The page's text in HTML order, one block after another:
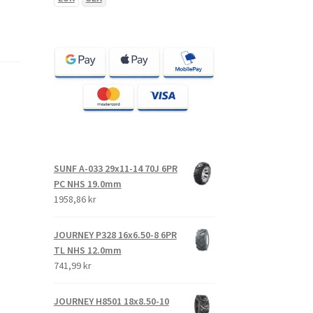
SUNF A-033 29x11-14 70J 6PR
PC NHS 19.0mm
1958,86 kr
JOURNEY P328 16x6.50-8 6PR
TL NHS 12.0mm
741,99 kr
JOURNEY H8501 18x8.50-10